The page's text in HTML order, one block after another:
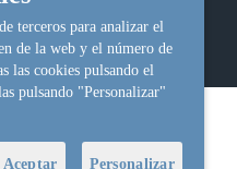
terceros para analizar el
de la web y el número de
las cookies pulsando el
pulsando "Personalizar"
Aceptar Personalizar